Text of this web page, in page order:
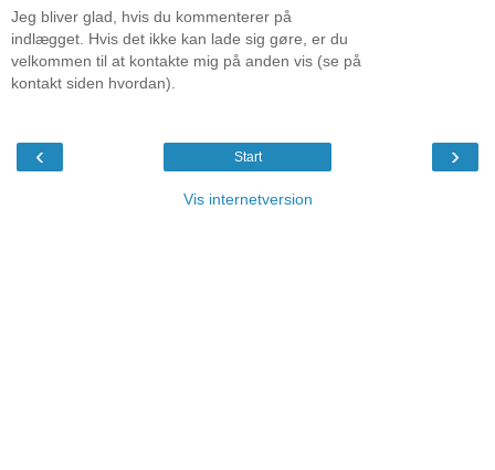
Jeg bliver glad, hvis du kommenterer på
indlægget. Hvis det ikke kan lade sig gøre, er du
velkommen til at kontakte mig på anden vis (se på
kontakt siden hvordan).
‹ ›
Start
Vis internetversion